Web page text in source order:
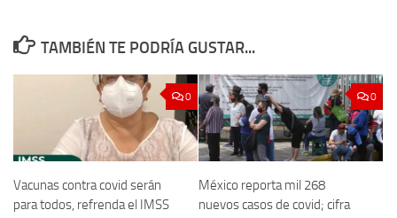
TAMBIÉN TE PODRÍA GUSTAR...
0
Vacunas contra covid serán
para todos, refrenda el IMSS
0
México reporta mil 268
nuevos casos de covid; cifra